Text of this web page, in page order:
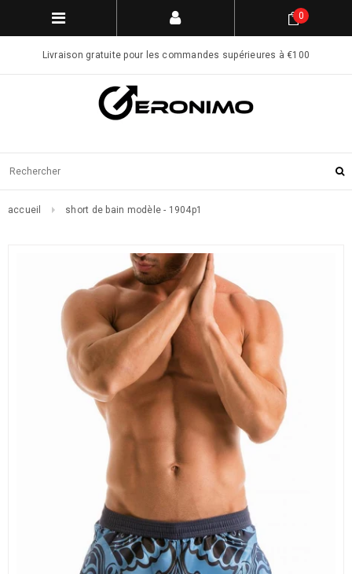
Livraison gratuite pour les commandes supérieures à €100
0
accueil short de bain modèle - 1904p1